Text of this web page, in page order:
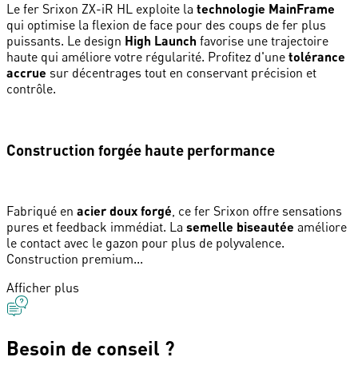
Le fer Srixon ZX-iR HL exploite la technologie MainFrame
qui optimise la flexion de face pour des coups de fer plus
puissants. Le design High Launch favorise une trajectoire
haute qui améliore votre régularité. Profitez d'une tolérance
accrue sur décentrages tout en conservant précision et
contrôle.
Construction forgée haute performance
Fabriqué en acier doux forgé, ce fer Srixon offre sensations
pures et feedback immédiat. La semelle biseautée améliore
le contact avec le gazon pour plus de polyvalence.
Construction premium...
Afficher plus
Besoin de conseil ?